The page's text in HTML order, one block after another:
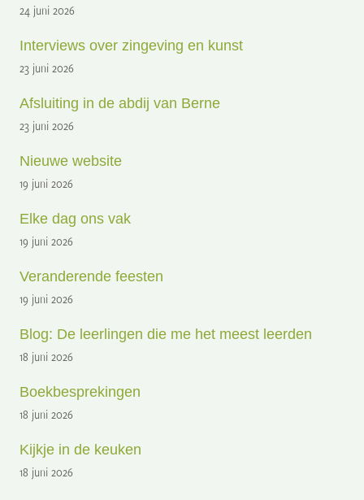
24 juni 2026
Interviews over zingeving en kunst
23 juni 2026
Afsluiting in de abdij van Berne
23 juni 2026
Nieuwe website
19 juni 2026
Elke dag ons vak
19 juni 2026
Veranderende feesten
19 juni 2026
Blog: De leerlingen die me het meest leerden
18 juni 2026
Boekbesprekingen
18 juni 2026
Kijkje in de keuken
18 juni 2026